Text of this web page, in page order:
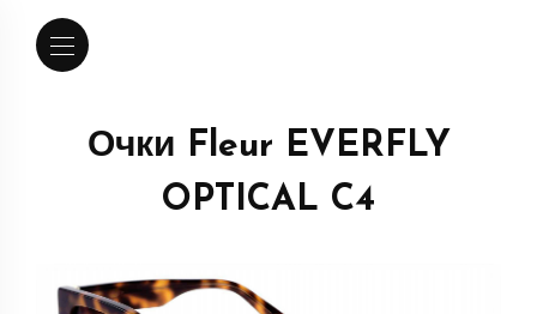
Очки Fleur EVERFLY
OPTICAL C4